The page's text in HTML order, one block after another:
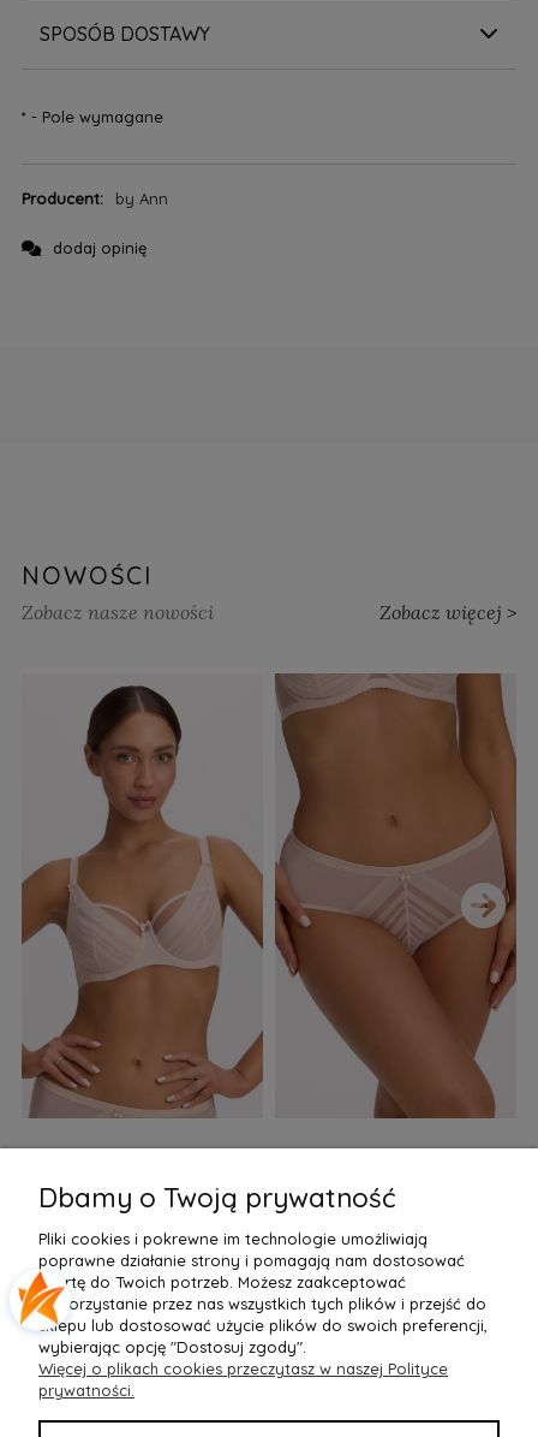
SPOSÓB DOSTAWY
*- Pole wymagane
Producent: by Ann
dodaj opinię
NOWOŚCI
Zobacz nasze nowości Zobacz więcej >
155,99 zł
Do Koszyka »
77,99 zł
Do Koszyka »
›
POMOC
Dbamy o Twoją prywatność
Pliki cookies i pokrewne im technologie umożliwiają
poprawne działanie strony i pomagają nam dostosować
ofertę do Twoich potrzeb. Możesz zaakceptować
wykorzystanie przez nas wszystkich tych plików i przejść do
sklepu lub dostosować użycie plików do swoich preferencji,
wybierając opcję "Dostosuj zgody".
Więcej o plikach cookies przeczytasz w naszej Polityce
prywatności.